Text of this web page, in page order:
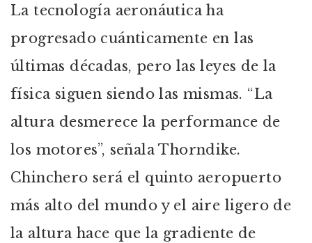
La tecnología aeronáutica ha
progresado cuánticamente en las
últimas décadas, pero las leyes de la
física siguen siendo las mismas. “La
altura desmerece la performance de
los motores”, señala Thorndike.
Chinchero será el quinto aeropuerto
más alto del mundo y el aire ligero de
la altura hace que la gradiente de